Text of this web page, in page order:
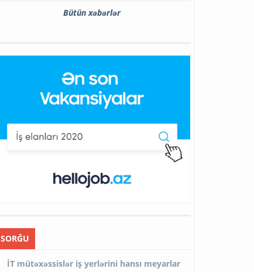
Bütün xəbərlər
SORĞU
İT mütəxəssislər iş yerlərini hansı meyarlar